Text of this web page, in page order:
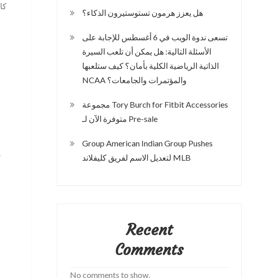
هل يعزز هرمون تستوستيرون الذكاء؟
تسعى ندوة الويب في 6 أغسطس للإجابة على
الأسئلة التالية: هل يمكن أن تلعب السيرة
الذاتية الرياضية الكلية بأمان؟ كيف ستلعبها
NCAA والمؤتمرات والجامعات؟
مجموعة Tory Burch for Fitbit Accessories
متوفرة الآن لـ Pre-sale
Group American Indian Group Pushes
لتعديل الاسم لفريق كليفلاند MLB
Recent
Comments
No comments to show.